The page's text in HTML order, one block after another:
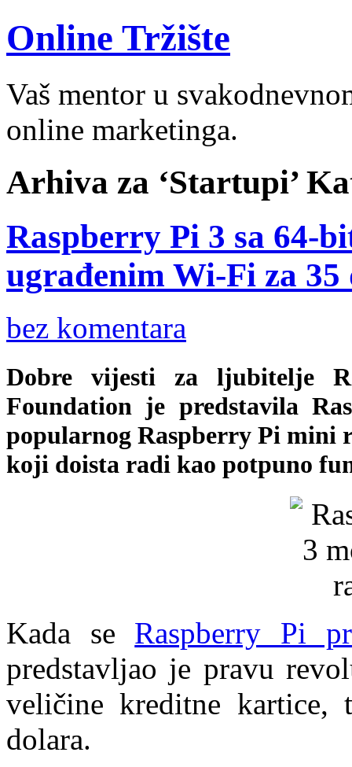
Online Tržište
Vaš mentor u
online marketinga.
Arhiva za ‘Startupi’
Raspberry Pi 3 sa 64-
ugrađenim Wi-Fi za 35
bez komentara
Dobre vijesti za ljubitelje
Foundation je predstavila
popularnog Raspberry Pi mini
koji doista radi kao potpuno
Kada se Raspberry Pi
predstavljao je pravu
veličine kreditne
dolara.